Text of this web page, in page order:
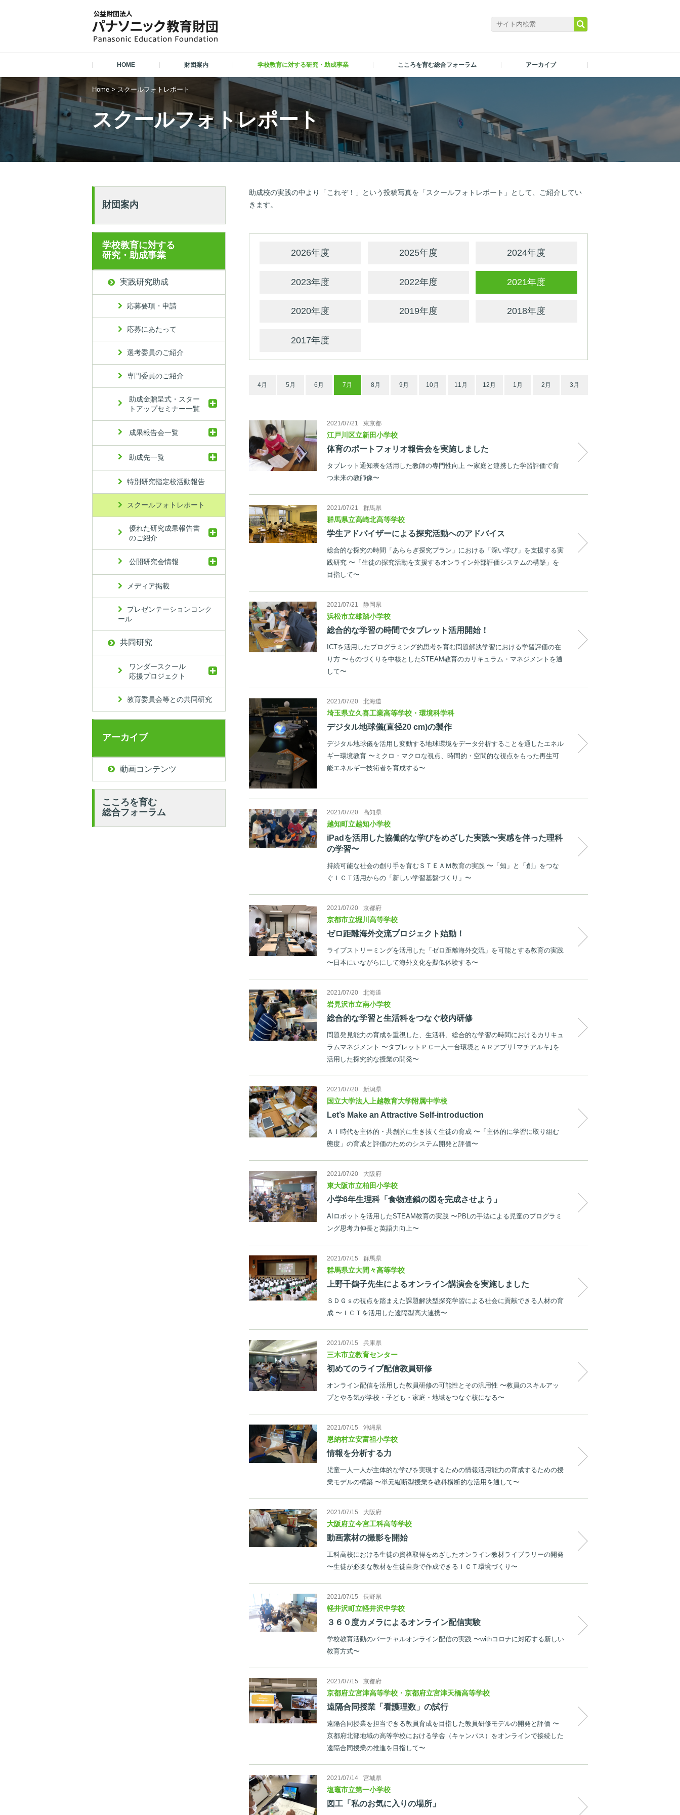
HOME 財団案内 学校教育に対する研究・助成事業 こころを育む総合フォーラム アーカイブ
Home>スクールフォトレポート
スクールフォトレポート
助成校の実践の中より「これぞ！」という投稿写真を「スクールフォトレポート」として、ご紹介してい
きます。
2026年度 2025年度 2024年度
2023年度 2022年度 2021年度
2020年度 2019年度 2018年度
2017年度
4月 5月 6月 7月 8月 9月 10月 11月 12月 1月 2月 3月
2021/07/21 東京都
江戸川区立新田小学校
体育のポートフォリオ報告会を実施しました
タブレット通知表を活用した教師の専門性向上 〜家庭と連携した学習評価で育
つ未来の教師像〜
2021/07/21 群馬県
群馬県立高崎北高等学校
学生アドバイザーによる探究活動へのアドバイス
総合的な探究の時間「あららぎ探究プラン」における「深い学び」を支援する実
践研究 〜「生徒の探究活動を支援するオンライン外部評価システムの構築」を
目指して〜
2021/07/21 静岡県
浜松市立雄踏小学校
総合的な学習の時間でタブレット活用開始！
ICTを活用したプログラミング的思考を育む問題解決学習における学習評価の在
り方 〜ものづくりを中核としたSTEAM教育のカリキュラム・マネジメントを通
して〜
2021/07/20 北海道
埼玉県立久喜工業高等学校・環境科学科
デジタル地球儀(直径20 cm)の製作
デジタル地球儀を活用し変動する地球環境をデータ分析することを通したエネル
ギー環境教育 〜ミクロ・マクロな視点、時間的・空間的な視点をもった再生可
能エネルギー技術者を育成する〜
2021/07/20 高知県
越知町立越知小学校
iPadを活用した協働的な学びをめざした実践〜実感を伴った理科
の学習〜
持続可能な社会の創り手を育むＳＴＥＡＭ教育の実践 〜「知」と「創」をつな
ぐＩＣＴ活用からの「新しい学習基盤づくり」〜
2021/07/20 京都府
京都市立堀川高等学校
ゼロ距離海外交流プロジェクト始動！
ライブストリーミングを活用した「ゼロ距離海外交流」を可能とする教育の実践
〜日本にいながらにして海外文化を擬似体験する〜
2021/07/20 北海道
岩見沢市立南小学校
総合的な学習と生活科をつなぐ校内研修
問題発見能力の育成を重視した、生活科、総合的な学習の時間におけるカリキュ
ラムマネジメント 〜タブレットＰＣ一人一台環境とＡＲアプリ｢マチアルキ｣を
活用した探究的な授業の開発〜
2021/07/20 新潟県
国立大学法人上越教育大学附属中学校
Let’s Make an Attractive Self-introduction
ＡＩ時代を主体的・共創的に生き抜く生徒の育成 〜「主体的に学習に取り組む
態度」の育成と評価のためのシステム開発と評価〜
2021/07/20 大阪府
東大阪市立柏田小学校
小学6年生理科「食物連鎖の図を完成させよう」
AIロボットを活用したSTEAM教育の実践 〜PBLの手法による児童のプログラミ
ング思考力伸長と英語力向上〜
2021/07/15 群馬県
群馬県立大間々高等学校
上野千鶴子先生によるオンライン講演会を実施しました
ＳＤＧｓの視点を踏まえた課題解決型探究学習による社会に貢献できる人材の育
成 〜ＩＣＴを活用した遠隔型高大連携〜
2021/07/15 兵庫県
三木市立教育センター
初めてのライブ配信教員研修
オンライン配信を活用した教員研修の可能性とその汎用性 〜教員のスキルアッ
プとやる気が学校・子ども・家庭・地域をつなぐ核になる〜
2021/07/15 沖縄県
恩納村立安富祖小学校
情報を分析する力
児童一人一人が主体的な学びを実現するための情報活用能力の育成するための授
業モデルの構築 〜単元縦断型授業を教科横断的な活用を通して〜
2021/07/15 大阪府
大阪府立今宮工科高等学校
動画素材の撮影を開始
工科高校における生徒の資格取得をめざしたオンライン教材ライブラリーの開発
〜生徒が必要な教材を生徒自身で作成できるＩＣＴ環境づくり〜
2021/07/15 長野県
軽井沢町立軽井沢中学校
３６０度カメラによるオンライン配信実験
学校教育活動のバーチャルオンライン配信の実践 〜withコロナに対応する新しい
教育方式〜
2021/07/15 京都府
京都府立宮津高等学校・京都府立宮津天橋高等学校
遠隔合同授業「看護理数」の試行
遠隔合同授業を担当できる教員育成を目指した教員研修モデルの開発と評価 〜
京都府北部地域の高等学校における学舎（キャンパス）をオンラインで接続した
遠隔合同授業の推進を目指して〜
2021/07/14 宮城県
塩竈市立第一小学校
図工「私のお気に入りの場所」
財団案内
学校教育に対する
研究・助成事業
実践研究助成
応募要項・申請
応募にあたって
選考委員のご紹介
専門委員のご紹介
助成金贈呈式・スター
トアップセミナー一覧
成果報告会一覧
助成先一覧
特別研究指定校活動報告
スクールフォトレポート
優れた研究成果報告書
のご紹介
公開研究会情報
メディア掲載
プレゼンテーションコンク
ール
共同研究
ワンダースクール
応援プロジェクト
教育委員会等との共同研究
アーカイブ
動画コンテンツ
こころを育む
総合フォーラム